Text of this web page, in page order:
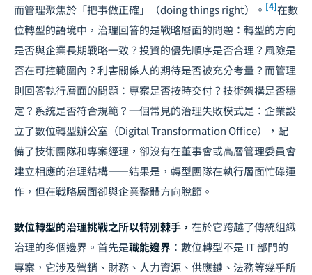
而管理聚焦於「把事做正確」（doing things right）。 [4]在數
位轉型的語境中，治理回答的是戰略層面的問題：轉型的方向
是否與企業長期戰略一致？投資的優先順序是否合理？風險是
否在可控範圍內？利害關係人的期待是否被充分考量？而管理
則回答執行層面的問題：專案是否按時交付？技術架構是否穩
定？系統是否符合規範？一個常見的治理失敗模式是：企業設
立了數位轉型辦公室（Digital Transformation Office），配
備了技術團隊和專案經理，卻沒有在董事會或高層管理委員會
建立相應的治理結構——結果是，轉型團隊在執行層面忙碌運
作，但在戰略層面卻與企業整體方向脫節。
數位轉型的治理挑戰之所以特別棘手， 在於它跨越了傳統組織
治理的多個邊界。首先是職能邊界 ：數位轉型不是 IT 部門的
專案，它涉及營銷、財務、人力資源、供應鏈、法務等幾乎所